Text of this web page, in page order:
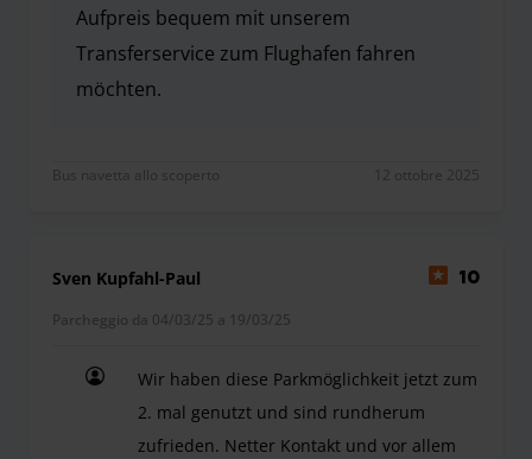
prenotazione dietro la finestra anteriore. Il garage non ha
barriere o codici. Si prega di utilizzare l'ascensore nella
tromba delle scale centrale.
Aufpreis bequem mit unserem
Transferservice zum Flughafen fahren
möchten.
Bus navetta allo scoperto 12 ottobre 2025
Sven Kupfahl-Paul 10
Parcheggio da 04/03/25 a 19/03/25
Wir haben diese Parkmöglichkeit jetzt zum
2. mal genutzt und sind rundherum
zufrieden. Netter Kontakt und vor allem